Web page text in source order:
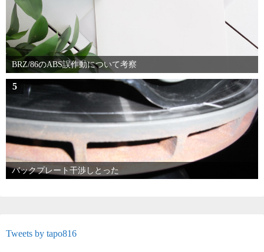
BRZ/86のABS誤作動について考察
5
バックプレート干渉しとった
Tweets by tapo816